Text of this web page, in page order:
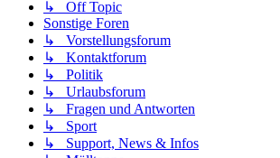
↳ Off Topic
Sonstige Foren
↳ Vorstellungsforum
↳ Kontaktforum
↳ Politik
↳ Urlaubsforum
↳ Fragen und Antworten
↳ Sport
↳ Support, News & Infos